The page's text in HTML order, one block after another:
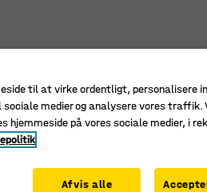
Ny
til at virke ordentligt, personalisere
medier og analysere vores traffik.
hjemmeside på vores sociale medier, i
Afvis alle